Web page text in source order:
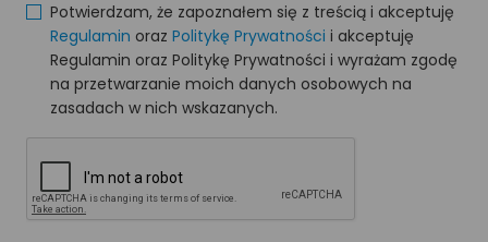
Potwierdzam, że zapoznałem się z treścią i akceptuję
Regulamin oraz Politykę Prywatności i akceptuję
Regulamin oraz Politykę Prywatności i wyrażam zgodę
na przetwarzanie moich danych osobowych na
zasadach w nich wskazanych.